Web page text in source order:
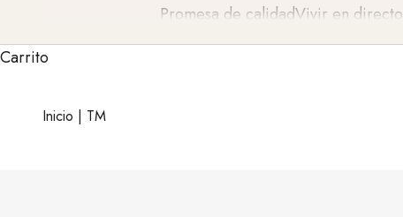
Promesa de calidadVivir en directo
Carrito
Inicio | TM